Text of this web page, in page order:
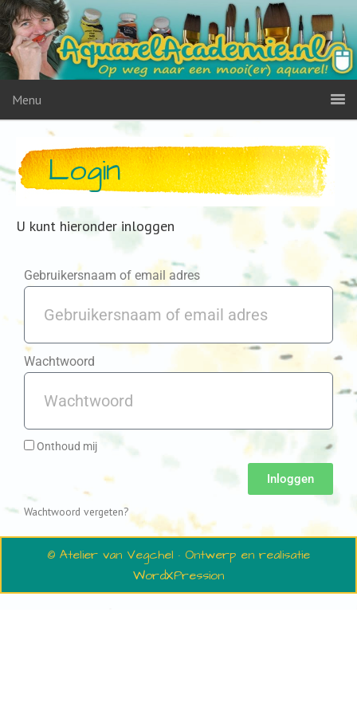
Menu
Login
U kunt hieronder inloggen
Gebruikersnaam of email adres
Wachtwoord
Onthoud mij
Inloggen
Wachtwoord vergeten?
© Atelier van Vegchel · Ontwerp en realisatie
WordXPression